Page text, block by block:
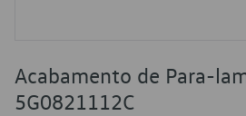
Acabamento de Para-
5G0821112C